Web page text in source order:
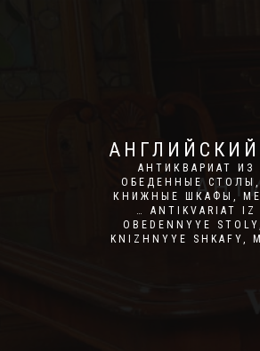
АНТИКВАРИАТ
ОБЕДЕННЫЕ
КНИЖНЫЕ ШКАФЫ,
… ANTIKVARIAT IZ
OBEDENNYYE
KNIZHNYYE SHKAFY,